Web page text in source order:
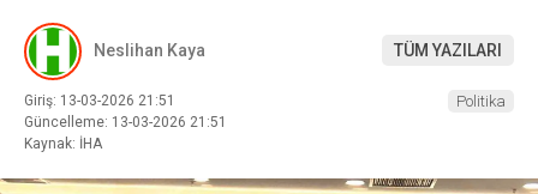
Neslihan Kaya TÜM YAZILARI
Giriş: 13-03-2026 21:51
Güncelleme: 13-03-2026 21:51
Kaynak: İHA
Politika